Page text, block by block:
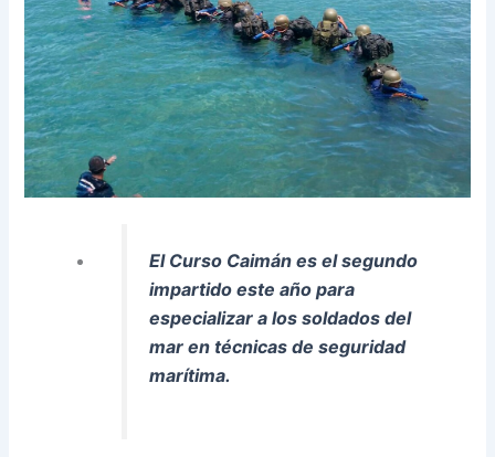
El Curso Caimán es el segundo
impartido este año para
especializar a los soldados del
mar en técnicas de seguridad
marítima.